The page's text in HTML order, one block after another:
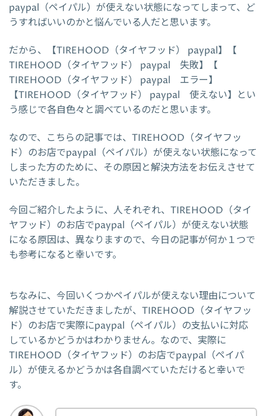
paypal（ペイパル）が使えない状態になってしまって、ど
うすればいいのかと悩んでいる人だと思います。
だから、【TIREHOOD（タイヤフッド） paypal】【
TIREHOOD（タイヤフッド） paypal 失敗】【
TIREHOOD（タイヤフッド） paypal エラー】
【TIREHOOD（タイヤフッド） paypal 使えない】とい
う感じで各自色々と調べているのだと思います。
なので、こちらの記事では、TIREHOOD（タイヤフッ
ド）のお店でpaypal（ペイパル）が使えない状態になって
しまった方のために、その原因と解決方法をお伝えさせて
いただきました。
今回ご紹介したように、人それぞれ、TIREHOOD（タイ
ヤフッド）のお店でpaypal（ペイパル）が使えない状態
になる原因は、異なりますので、今日の記事が何か１つで
も参考になると幸いです。
ちなみに、今回いくつかペイパルが使えない理由について
解説させていただきましたが、TIREHOOD（タイヤフッ
ド）のお店で実際にpaypal（ペイパル）の支払いに対応
しているかどうかはわかりません。なので、実際に
TIREHOOD（タイヤフッド）のお店でpaypal（ペイパ
ル）が使えるかどうかは各自調べていただけると幸いで
す。